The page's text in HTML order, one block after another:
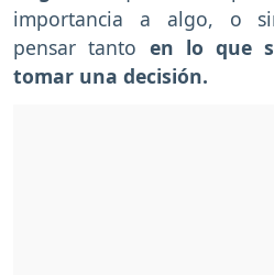
importancia a algo, o
pensar tanto en lo que
tomar una decisión.